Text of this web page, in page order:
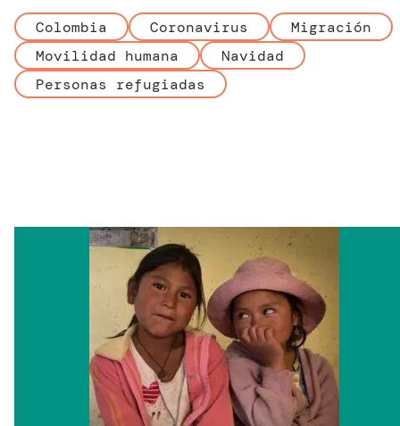
Colombia Coronavirus
Migración
Movilidad humana
Navidad
Personas refugiadas